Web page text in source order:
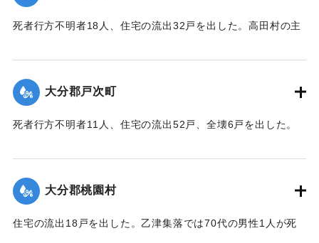
死者行方不明者18人、住宅の流出32戸を出した。高田村の主
1.5メートル）砂利に埋まり、半数の約100町歩は3〜4寸
（9〜12センチ）の泥で覆われ収穫を迎えたごぼうはほとんど
全滅した。
【出典：大分合同新聞 1943年9月23日朝刊3面】
大分郡戸次町
死者行方不明者11人、住宅の流出52戸、全壊6戸を出した。
｜固有コード:
大分郡桃園村
住宅の流出18戸を出した。乙津集落では70代の男性1人が死